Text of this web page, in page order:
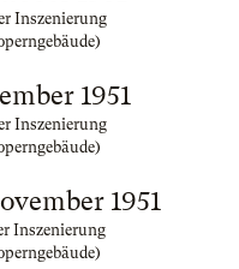
Inszenierung
1951
Inszenierung
1951
Inszenierung